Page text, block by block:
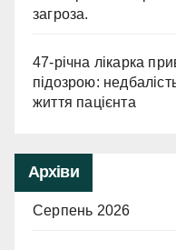
загроза.
47-річна лікарка
підозрою:
життя пацієнта
Архіви
Серпень 2026